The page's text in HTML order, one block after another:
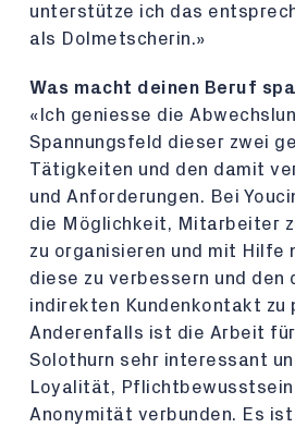
unterstütze ich das
als Dolmetscherin.»
Was macht deinen Beruf
«Ich geniesse die
Spannungsfeld dieser zwei
Tätigkeiten und den damit
und Anforderungen. Bei
die Möglichkeit, Mitarbeiter
zu organisieren und mit Hilfe
diese zu verbessern und den
indirekten Kundenkontakt zu
Anderenfalls ist die Arbeit
Solothurn sehr interessant
Loyalität, Pflichtbewusstsein
Anonymität verbunden. Es